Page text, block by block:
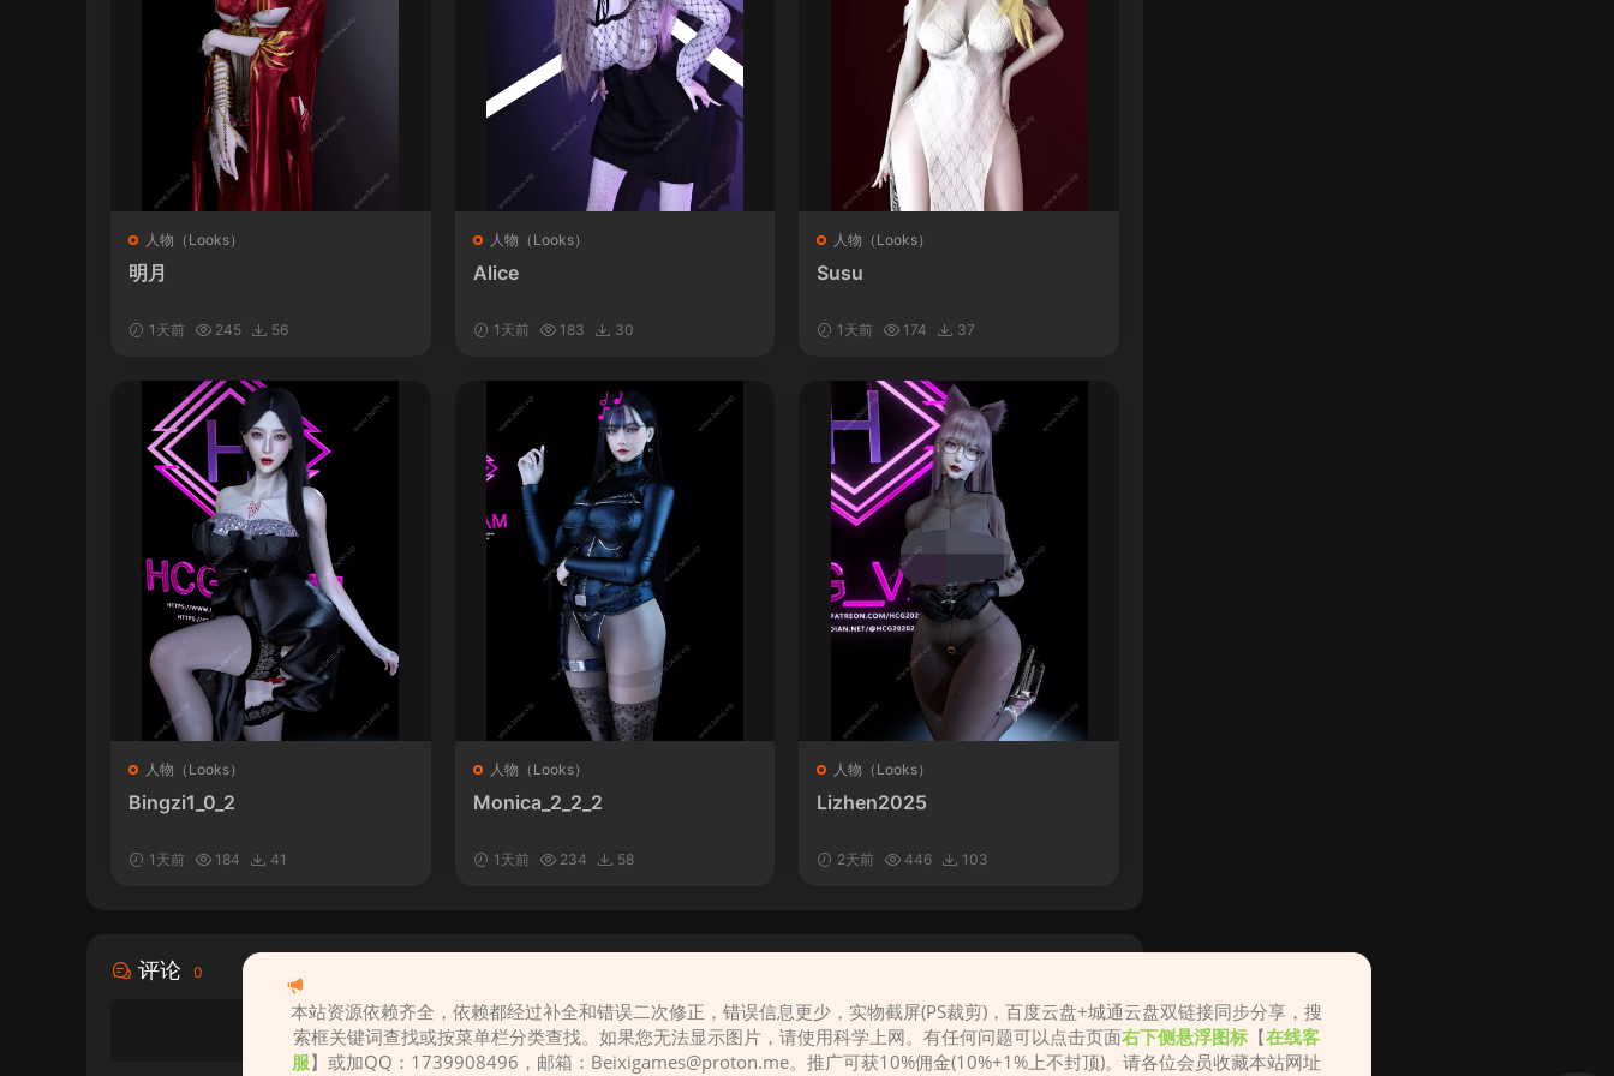
人物（Looks）
明月
1天前 245 56
人物（Looks）
Alice
1天前 183 30
人物（Looks）
Susu
1天前 174 37
人物（Looks）
Bingzi1_0_2
1天前 184 41
人物（Looks）
Monica_2_2_2
1天前 234 58
人物（Looks）
Lizhen2025
2天前 446 103
评论 0
请先登录
本站资源依赖齐全，依赖都经过补全和错误二次修正，错误信息更少，实物截屏(PS裁剪)，百度云盘+城通云盘双链接同步分享，搜
索框关键词查找或按菜单栏分类查找。如果您无法显示图片，请使用科学上网。有任何问题可以点击页面右下侧悬浮图标 【在线客
服】或加QQ：1739908496，邮箱： Beixigames@proton.me。推广可获10%佣金(10%+1%上不封顶)。请各位会员收藏本站网址